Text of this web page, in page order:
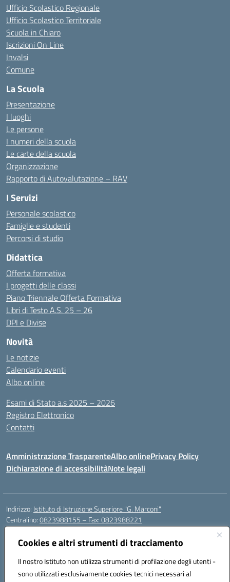
Cookies e altri strumenti di tracciamento
Il nostro Istituto non utilizza strumenti di profilazione degli utenti -
sono utilizzati esclusivamente cookies tecnici necessari al
Ufficio Scolastico Regionale
Ufficio Scolastico Territoriale
Scuola in Chiaro
Iscrizioni On Line
Invalsi
Comune
La Scuola
Presentazione
I luoghi
Le persone
I numeri della scuola
Le carte della scuola
Organizzazione
Rapporto di Autovalutazione – RAV
I Servizi
Personale scolastico
Famiglie e studenti
Percorsi di studio
Didattica
Offerta formativa
I progetti delle classi
Piano Triennale Offerta Formativa
Libri di Testo A.S. 25 – 26
DPI e Divise
Novità
Le notizie
Calendario eventi
Albo online
Esami di Stato a.s 2025 – 2026
Registro Elettronico
Contatti
Amministrazione TrasparenteAlbo onlinePrivacy Policy
Dichiarazione di accessibilitàNote legali
Indirizzo: Istituto di Istruzione Superiore "G. Marconi"
Centralino:0823988155 – Fax: 0823988221
Email:
Posta elettronica certificata (PEC):ceis006006@pec.istruzione.it
Codice fiscale: 80004450617
Codice meccanografico:CEIS006006